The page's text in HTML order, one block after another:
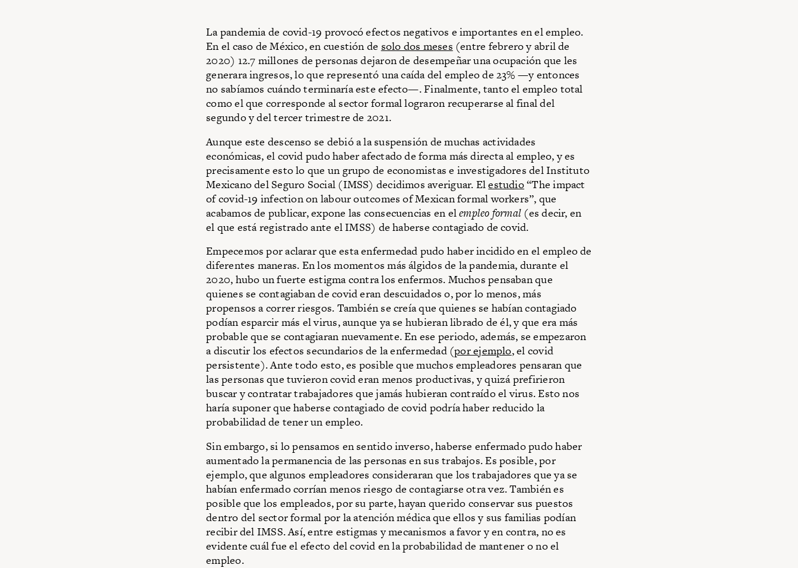
La pandemia de covid-19 provocó efectos negativos e importantes en el empleo.
En el caso de México, en cuestión de solo dos meses (entre febrero y abril de
2020) 12.7 millones de personas dejaron de desempeñar una ocupación que les
generara ingresos, lo que representó una caída del empleo de 23% —y entonces
no sabíamos cuándo terminaría este efecto—. Finalmente, tanto el empleo total
como el que corresponde al sector formal lograron recuperarse al final del
segundo y del tercer trimestre de 2021.
Aunque este descenso se debió a la suspensión de muchas actividades
económicas, el covid pudo haber afectado de forma más directa al empleo, y es
precisamente esto lo que un grupo de economistas e investigadores del Instituto
Mexicano del Seguro Social (IMSS) decidimos averiguar. Elestudio“The impact
of covid-19 infection on labour outcomes of Mexican formal workers”, que
acabamos de publicar, expone las consecuencias en elempleo formal (es decir, en
el que está registrado ante el IMSS) de haberse contagiado de covid.
Empecemos por aclarar que esta enfermedad pudo haber incidido en el empleo de
diferentes maneras. En los momentos más álgidos de la pandemia, durante el
2020, hubo un fuerte estigma contra los enfermos. Muchos pensaban que
quienes se contagiaban de covid eran descuidados o, por lo menos, más
propensos a correr riesgos. También se creía que quienes se habían contagiado
podían esparcir más el virus, aunque ya se hubieran librado de él, y que era más
probable que se contagiaran nuevamente. En ese periodo, además, se empezaron
a discutir los efectos secundarios de la enfermedad (por ejemplo, el covid
persistente). Ante todo esto, es posible que muchos empleadores pensaran que
las personas que tuvieron covid eran menos productivas, y quizá prefirieron
buscar y contratar trabajadores que jamás hubieran contraído el virus. Esto nos
haría suponer que haberse contagiado de covid podría haber reducido la
probabilidad de tener un empleo.
Sin embargo, si lo pensamos en sentido inverso, haberse enfermado pudo haber
aumentado la permanencia de las personas en sus trabajos. Es posible, por
ejemplo, que algunos empleadores consideraran que los trabajadores que ya se
habían enfermado corrían menos riesgo de contagiarse otra vez. También es
posible que los empleados, por su parte, hayan querido conservar sus puestos
dentro del sector formal por la atención médica que ellos y sus familias podían
recibir del IMSS. Así, entre estigmas y mecanismos a favor y en contra, no es
evidente cuál fue el efecto del covid en la probabilidad de mantener o no el
empleo.